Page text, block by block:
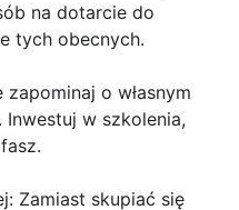
na dotarcie do
tych obecnych.
o własnym
w szkolenia,
Zamiast skupiać się